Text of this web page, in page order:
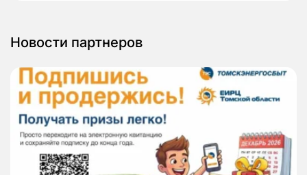
Новости партнеров